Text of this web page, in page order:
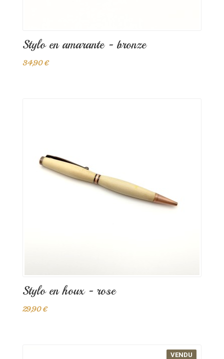
Stylo en amarante - bronze
34,90 €
Stylo en houx - rose
29,90 €
VENDU